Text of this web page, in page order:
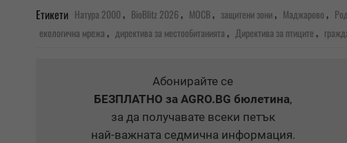
Етикети Натура 2000, BioBlitz 2026, МОСВ, защитени зони, Маджарово,
екологична мрежа, директива за местообитанията, Директива за птиците,
Абонирайте се
БЕЗПЛАТНО за AGRO.BG бюлетина,
за да получавате всеки петък
най-важната седмична информация.